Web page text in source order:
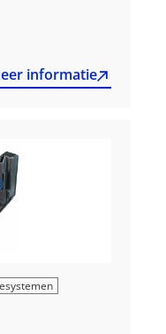
informatie